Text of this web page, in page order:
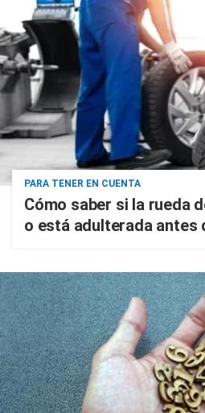
PARA TENER EN CUENTA
Cómo saber si la rueda
o está adulterada antes